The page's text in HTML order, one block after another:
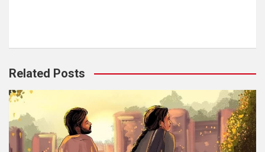
Related Posts